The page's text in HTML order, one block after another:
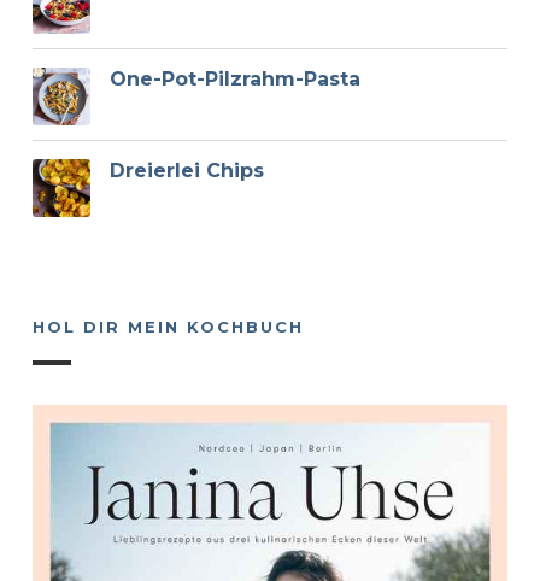
One-Pot-Pilzrahm-Pasta
Dreierlei Chips
HOL DIR MEIN KOCHBUCH